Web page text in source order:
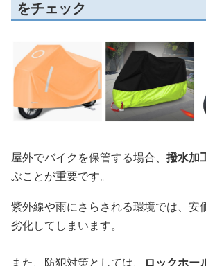
をチェック
屋外でバイクを保管する場合、 撥水加
ぶことが重要です。
紫外線や雨にさらされる環境では、安
劣化してしまいます。
また、防犯対策としては、 ロックホー